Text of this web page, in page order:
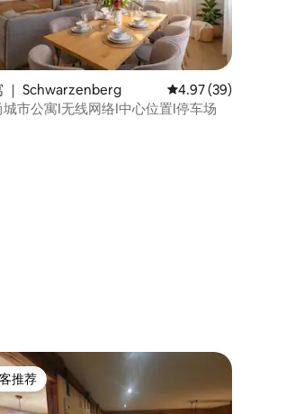
分 5 分），共 107 条评价
｜ Schwarzenberg 平均评分 4.97 分（满
4.97 (39)
城市公寓I无线网络I中心位置I停车场
推荐
推荐